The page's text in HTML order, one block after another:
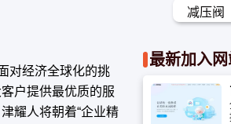
减压阀
对经济全球化的挑
户提供最优质的服
耀人将朝着“企业精
最新加入